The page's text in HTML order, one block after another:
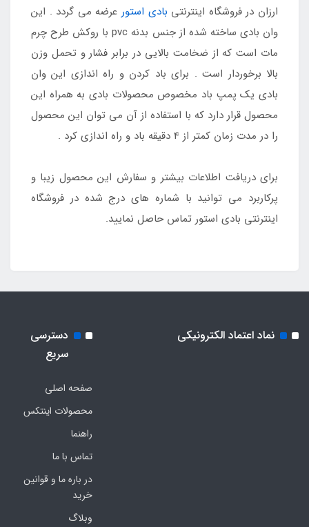
ارزان در فروشگاه اینترنتی بادی استور عرضه می گردد . این
وان بادی ساخته شده از جنس بدنه pvc با روکش طرح چرم
مات است که از ضخامت بالایی در برابر فشار و تحمل وزن
بالا برخوردار است . برای باد کردن و راه اندازی این وان
بادی یک پمپ باد مخصوص محصولات بادی به همراه این
محصول قرار دارد که با استفاده از آن می توان این محصول
را در مدت زمان کمتر از 4 دقیقه باد و راه اندازی کرد .
برای دریافت اطلاعات بیشتر و سفارش این محصول زیبا و
پرکاربرد می توانید با شماره های درج شده در فروشگاه
اینترنتی بادی استور تماس حاصل نمایید.
نماد اعتماد الکترونیکی
دسترسی
سریع
صفحه اصلی
محصولات اینتکس
راهنما
تماس با ما
در باره ما و قوانین
خرید
وبلاگ